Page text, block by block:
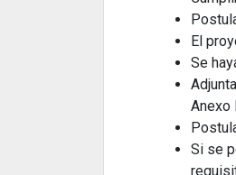
El
Se
Anexo
Si se